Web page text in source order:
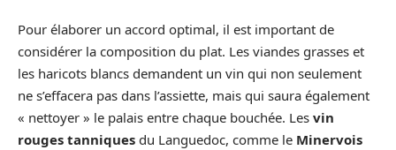
Pour élaborer un accord optimal, il est important de
considérer la composition du plat. Les viandes grasses et
les haricots blancs demandent un vin qui non seulement
ne s’effacera pas dans l’assiette, mais qui saura également
« nettoyer » le palais entre chaque bouchée. Les vin
rouges tanniques du Languedoc, comme le Minervois